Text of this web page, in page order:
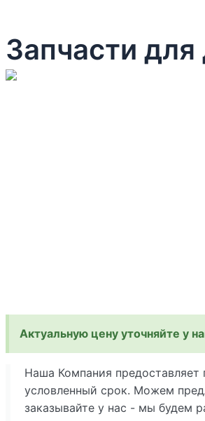
Запчасти
Актуальную цену уточняйте у
Наша Компания предоставляет
условленный срок. Можем
заказывайте у нас - мы будем